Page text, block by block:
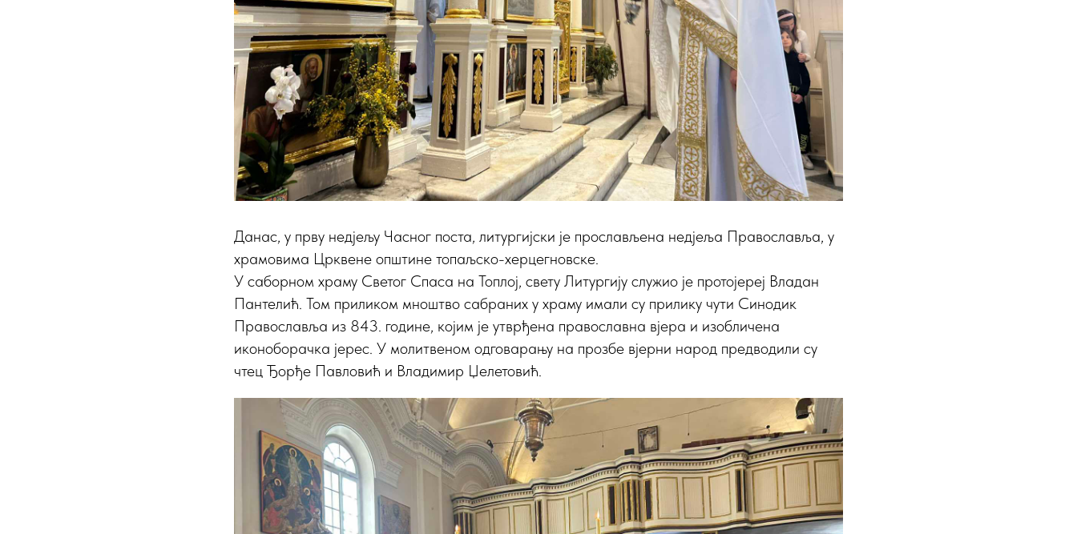
Данас, у прву недјељу Часног поста, литургијски је прослављена недјеља Православља, у
храмовима Црквене општине топаљско-херцегновске.
У саборном храму Светог Спаса на Топлој, свету Литургију служио је протојереј Владан
Пантелић. Том приликом мноштво сабраних у храму имали су прилику чути Синодик
Православља из 843. године, којим је утврђена православна вјера и изобличена
иконоборачка јерес. У молитвеном одговарању на прозбе вјерни народ предводили су
чтец Ђорђе Павловић и Владимир Џелетовић.